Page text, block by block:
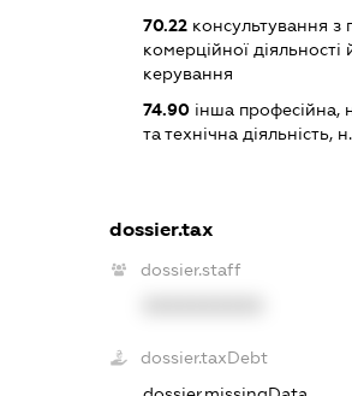
70.22консультування з
комерційної діяльності
керування
74.90інша професійна,
та технічна діяльність,
dossier.tax
dossier.staff
dossier.taxDebt